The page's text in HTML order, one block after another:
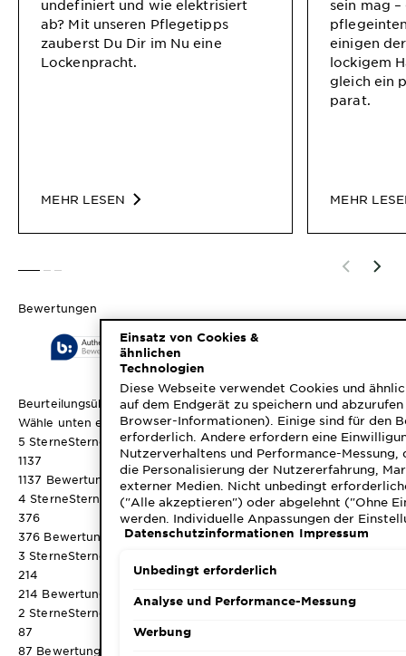
undefiniert und wie elektrisiert
ab? Mit unseren Pflegetipps
zauberst Du Dir im Nu eine
Lockenpracht.
MEHR LESEN
sein mag
einigen
lockigem
gleich ein
parat.
MEHR
Bewertungen
Beurteilungsüberblick
Wähle unten eine Reihe aus, um Bewertungen zu filtern.
5 SterneSterne
1137
1137 Bewertungen mit 5 Sternen.
4 SterneSterne
376
376 Bewertungen mit 4 Sternen.
3 SterneSterne
214
214 Bewertungen mit 3 Sternen.
2 SterneSterne
87
87 Bewertungen mit 2 Sternen.
Einsatz von Cookies &
ähnlichen
Technologien
Diese Webseite verwendet Cookies und
auf dem Endgerät zu speichern und
Browser-Informationen). Einige sind für den
erforderlich. Andere erfordern eine
Nutzerverhaltens und Performance-
die Personalisierung der Nutzererfahrung,
externer Medien. Nicht unbedingt
("Alle akzeptieren") oder abgelehnt ("Ohne
werden. Individuelle Anpassungen der
speicherbar ("Auswahl speichern"). Die
Datenschutzinformationen.
Datenschutzinformationen Impressum
Unbedingt erforderlich
Analyse und Performance-Messung
Werbung